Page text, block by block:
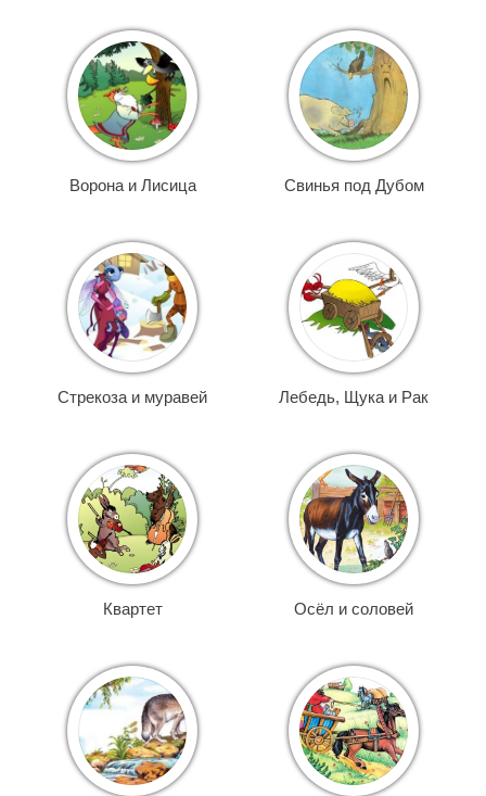
Ворона и Лисица Свинья под Дубом
Стрекоза и муравей Лебедь, Щука и Рак
Квартет Осёл и соловей